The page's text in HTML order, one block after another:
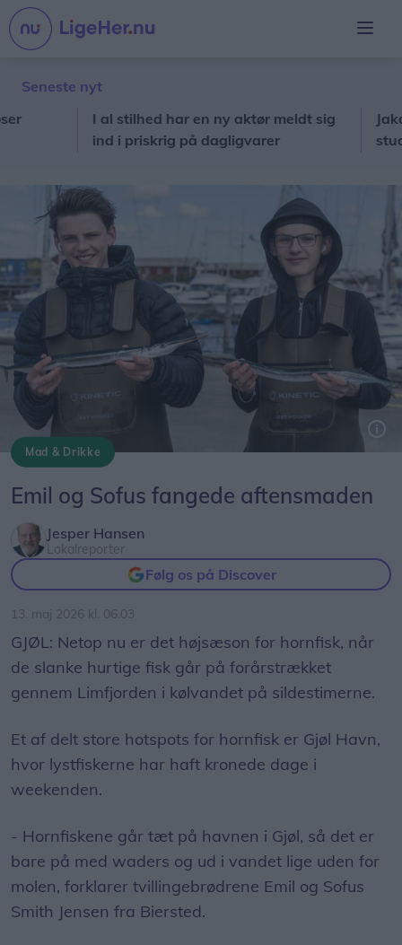
Seneste nyt
I al stilhed har en ny aktør meldt sig
ind i priskrig på dagligvarer
Jakob
Mad & Drikke
Emil og Sofus fangede aftensmaden
Jesper Hansen
Lokalreporter
Følg os på Discover
13. maj 2026 kl. 06.03
GJØL: Netop nu er det højsæson for hornfisk, når
de slanke hurtige fisk går på forårstrækket
gennem Limfjorden i kølvandet på sildestimerne.
Et af delt store hotspots for hornfisk er Gjøl Havn,
hvor lystfiskerne har haft kronede dage i
weekenden.
- Hornfiskene går tæt på havnen i Gjøl, så det er
bare på med waders og ud i vandet lige uden for
molen, forklarer tvillingebrødrene Emil og Sofus
Smith Jensen fra Biersted.